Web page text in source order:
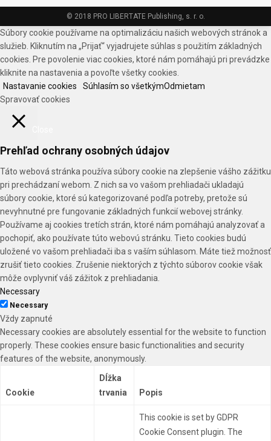
© 2018 PRO LIBERTATE Publishing, s. r. o.
Súbory cookie používame na optimalizáciu našich webových stránok a
služieb. Kliknutím na „Prijať“ vyjadrujete súhlas s použitím základných
cookies. Pre povolenie viac cookies, ktoré nám pomáhajú pri prevádzke
kliknite na nastavenia a povoľte všetky cookies.
Nastavanie cookies
Súhlasím so všetkýmOdmietam
Spravovať cookies
Prehľad ochrany osobných údajov
Táto webová stránka používa súbory cookie na zlepšenie vášho zážitku
pri prechádzaní webom. Z nich sa vo vašom prehliadači ukladajú
súbory cookie, ktoré sú kategorizované podľa potreby, pretože sú
nevyhnutné pre fungovanie základných funkcií webovej stránky.
Používame aj cookies tretích strán, ktoré nám pomáhajú analyzovať a
pochopiť, ako používate túto webovú stránku. Tieto cookies budú
uložené vo vašom prehliadači iba s vaším súhlasom. Máte tiež možnosť
zrušiť tieto cookies. Zrušenie niektorých z týchto súborov cookie však
môže ovplyvniť váš zážitok z prehliadania.
Necessary
Necessary
Vždy zapnuté
Necessary cookies are absolutely essential for the website to function
properly. These cookies ensure basic functionalities and security
features of the website, anonymously.
Cookie
Dĺžka
trvania
Popis
This cookie is set by GDPR
Cookie Consent plugin. The